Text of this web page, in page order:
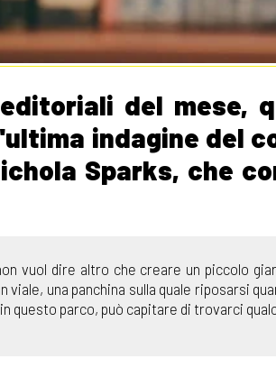
del mese,
indagine del
Sparks, che
vuol dire altro che creare un piccolo
viale, una panchina sulla quale riposarsi
questo parco, può capitare di trovarci